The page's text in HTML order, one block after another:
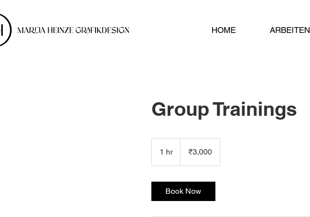
HOME ARBEITEN
Group Trainings
1 hr1
h
rupees
₹3,000
Book Now